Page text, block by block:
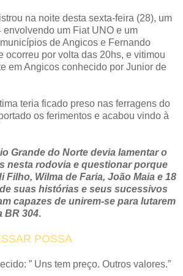
na noite desta sexta-feira (28), um
um Fiat UNO e um
de Angicos e Fernando
ocorreu por volta das 20hs, e vitimou
em Angicos conhecido por Junior de
teria ficado preso nas ferragens do
os ferimentos e acabou vindo à
Grande do Norte devia lamentar o
nesta rodovia e questionar porque
Filho, Wilma de Faria, João Maia e 18
suas histórias e seus sucessivos
capazes de unirem-se para lutarem
BR 304.
POSSA
” Uns tem preço. Outros valores.”